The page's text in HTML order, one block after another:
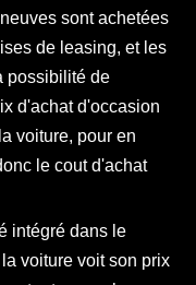
sont achetées
de leasing, et les
possibilité de
d'achat d'occasion
voiture, pour en
le cout d'achat
intégré dans le
voiture voit son prix